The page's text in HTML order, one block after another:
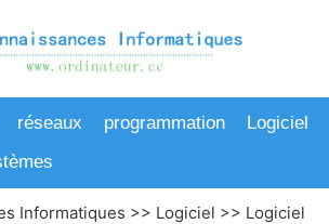
réseaux programmation
Logiciel
Informatiques >> Logiciel >> Logiciel